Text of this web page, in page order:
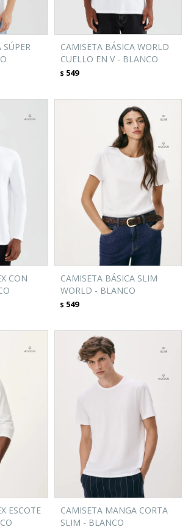
CAMISETA BÁSICA WORLD
CUELLO EN V - BLANCO
$ 549
CON
CAMISETA BÁSICA SLIM
WORLD - BLANCO
$ 549
ESCOTE
CAMISETA MANGA CORTA
SLIM - BLANCO